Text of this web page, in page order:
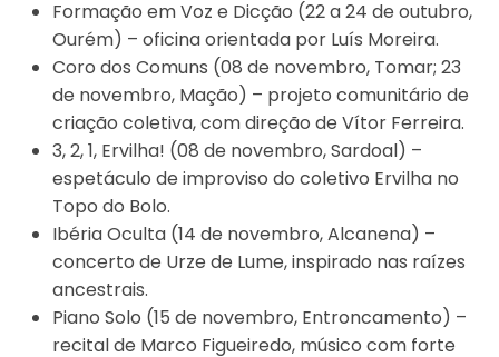
Formação em Voz e Dicção (22 a 24 de outubro,
Ourém) – oficina orientada por Luís Moreira.
Coro dos Comuns (08 de novembro, Tomar; 23
de novembro, Mação) – projeto comunitário de
criação coletiva, com direção de Vítor Ferreira.
3, 2, 1, Ervilha! (08 de novembro, Sardoal) –
espetáculo de improviso do coletivo Ervilha no
Topo do Bolo.
Ibéria Oculta (14 de novembro, Alcanena) –
concerto de Urze de Lume, inspirado nas raízes
ancestrais.
Piano Solo (15 de novembro, Entroncamento) –
recital de Marco Figueiredo, músico com forte